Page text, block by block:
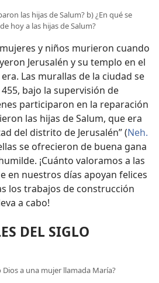
las hijas de Salum? b) ¿En qué se
hoy a las hijas de Salum?
y niños murieron cuando
Jerusalén y su templo en el
Las murallas de la ciudad se
bajo la supervisión de
participaron en la reparación
las hijas de Salum, que era
del distrito de Jerusalén” (Neh.
se ofrecieron de buena gana
¡Cuánto valoramos a las
en nuestros días apoyan felices
los trabajos de construcción
a cabo!
DEL SIGLO
a una mujer llamada María?